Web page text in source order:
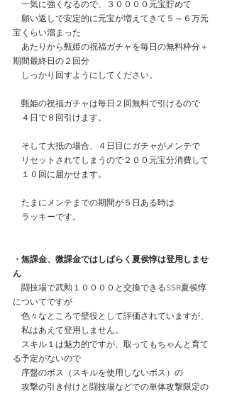
一気に強くなるので、３００００元宝貯めて
願い返しで安定的に元宝が増えてきて５～６万元
宝くらい溜まった
あたりから甄姫の祝福ガチャを毎日の無料枠分＋
期間最終日の２回分
しっかり回すようにしてください。
甄姫の祝福ガチャは毎日２回無料で引けるので
４日で８回引けます。
そして大抵の場合、４日目にガチャがメンテで
リセットされてしまうので２００元宝分消費して
１０回に届かせます。
たまにメンテまでの期間が５日ある時は
ラッキーです。
・無課金、微課金ではしばらく夏侯惇は登用しませ
ん
闘技場で武勲１００００と交換できるSSR夏侯惇
についてですが
色々なところで壁役として評価されていますが、
私はあえて登用しません。
スキル１は魅力的ですが、取ってもちゃんと育て
る予定がないので
序盤のボス（スキルを使用しないボス）の
攻撃の引き付けと闘技場などでの単体攻撃限定の